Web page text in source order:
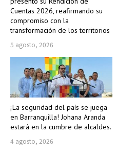
Cuentas 2026, reafirmando su
compromiso con la
transformación de los territorios
5 agosto, 2026
¡La seguridad del país se juega
en Barranquilla! Johana Aranda
estará en la cumbre de alcaldes.
4 agosto, 2026